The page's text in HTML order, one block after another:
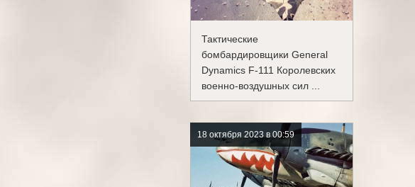
Тактические
бомбардировщики General
Dynamics F-111 Королевских
военно-воздушных сил ...
18 октября 2023 в 00:59